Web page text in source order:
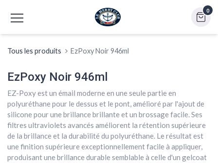
0
Tous les produits EzPoxy Noir 946ml
EzPoxy Noir 946ml
EZ-Poxy est un émail moderne en une seule partie en
polyuréthane pour le dessus et le pont, amélioré par l'ajout de
silicone pour une brillance brillante et un brossage facile. Ses
filtres ultraviolets avancés améliorent la rétention supérieure
de la brillance et la durabilité du polyuréthane. Le résultat est
une finition supérieure exceptionnellement facile à appliquer,
produisant une brillance durable semblable à celle d'un gelcoat